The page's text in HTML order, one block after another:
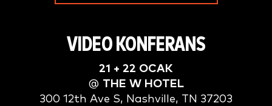
VIDEO KONFERANS
21 + 22 OCAK
@ THE W HOTEL
300 12th Ave S, Nashville, TN 37203